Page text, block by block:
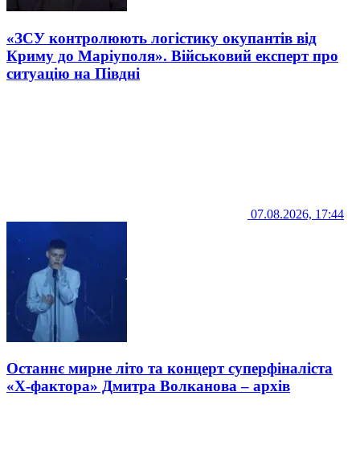
«ЗСУ контролюють логістику окупантів від
Криму до Маріуполя». Військовий експерт про
ситуацію на Півдні
07.08.2026, 17:44
Останнє мирне літо та концерт суперфіналіста
«Х-фактора» Дмитра Волканова – архів